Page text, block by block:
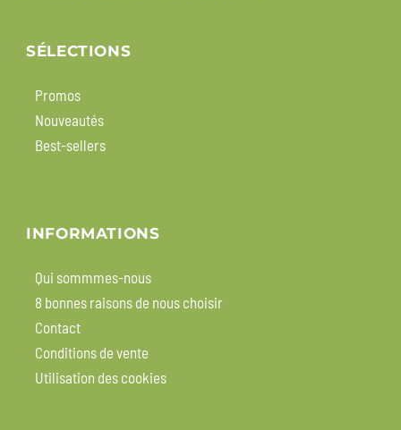
SÉLECTIONS
Promos
Nouveautés
Best-sellers
INFORMATIONS
Qui sommmes-nous
8 bonnes raisons de nous choisir
Contact
Conditions de vente
Utilisation des cookies